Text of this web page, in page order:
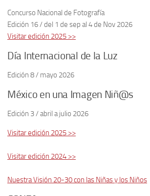
Concurso Nacional de Fotografía
Edición 16 / del 1 de sep al 4 de Nov 2026
Visitar edición 2025 >>
Día Internacional de la Luz
Edición 8 / mayo 2026
México en una Imagen Niñ@s
Edición 3 / abril a julio 2026
Visitar edición 2025 >>
Visitar edición 2024 >>
Nuestra Visión 20-30 con las Niñas y los Niños